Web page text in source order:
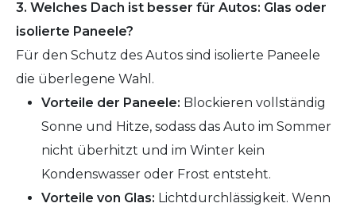
3. Welches Dach ist besser für Autos: Glas oder
isolierte Paneele?
Für den Schutz des Autos sind isolierte Paneele
die überlegene Wahl.
Vorteile der Paneele: Blockieren vollständig
Sonne und Hitze, sodass das Auto im Sommer
nicht überhitzt und im Winter kein
Kondenswasser oder Frost entsteht.
Vorteile von Glas: Lichtdurchlässigkeit. Wenn